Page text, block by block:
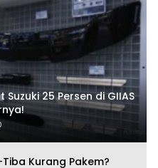
25 Persen di GIIAS
Kurang Pakem?